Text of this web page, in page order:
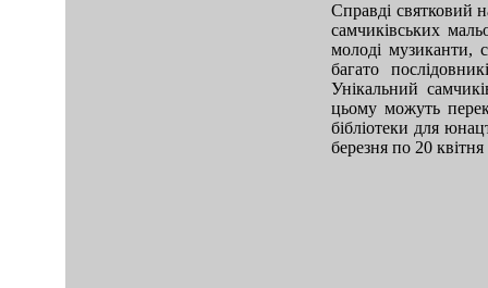
Справді святковий
самчиківських
молоді музиканти,
багато
Унікальний
цьому можуть
бібліотеки для
березня по 20